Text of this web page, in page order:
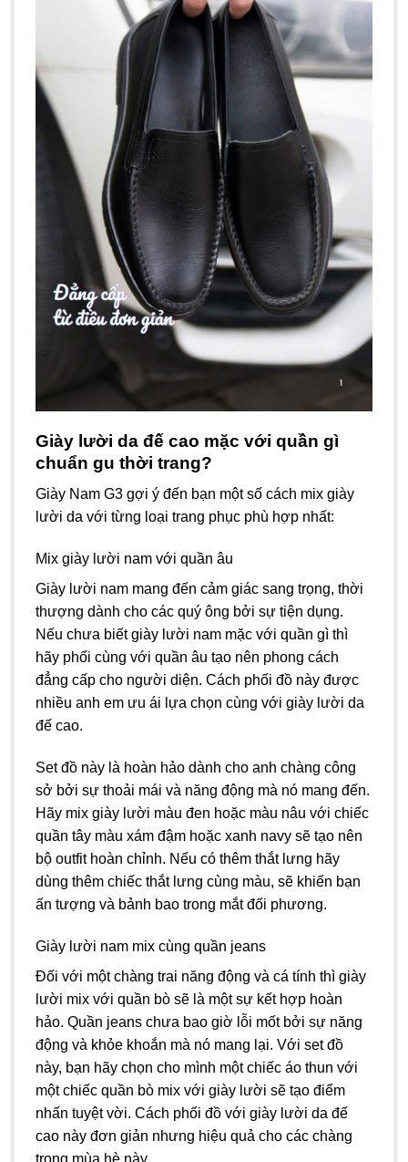
Giày lười da đế cao mặc với quần gì
chuẩn gu thời trang?
Giày Nam G3 gợi ý đến bạn một số cách mix giày
lười da với từng loại trang phục phù hợp nhất:
Mix giày lười nam với quần âu
Giày lười nam mang đến cảm giác sang trọng, thời
thượng dành cho các quý ông bởi sự tiện dụng.
Nếu chưa biết giày lười nam mặc với quần gì thì
hãy phối cùng với quần âu tạo nên phong cách
đẳng cấp cho người diện. Cách phối đồ này được
nhiều anh em ưu ái lựa chọn cùng với giày lười da
đế cao.
Set đồ này là hoàn hảo dành cho anh chàng công
sở bởi sự thoải mái và năng động mà nó mang đến.
Hãy mix giày lười màu đen hoặc màu nâu với chiếc
quần tây màu xám đậm hoặc xanh navy sẽ tạo nên
bộ outfit hoàn chỉnh. Nếu có thêm thắt lưng hãy
dùng thêm chiếc thắt lưng cùng màu, sẽ khiến bạn
ấn tượng và bảnh bao trong mắt đối phương.
Giày lười nam mix cùng quần jeans
Đối với một chàng trai năng động và cá tính thì giày
lười mix với quần bò sẽ là một sự kết hợp hoàn
hảo. Quần jeans chưa bao giờ lỗi mốt bởi sự năng
động và khỏe khoắn mà nó mang lại. Với set đồ
này, bạn hãy chọn cho mình một chiếc áo thun với
một chiếc quần bò mix với giày lười sẽ tạo điểm
nhấn tuyệt vời. Cách phối đồ với giày lười da đế
cao này đơn giản nhưng hiệu quả cho các chàng
trong mùa hè này.